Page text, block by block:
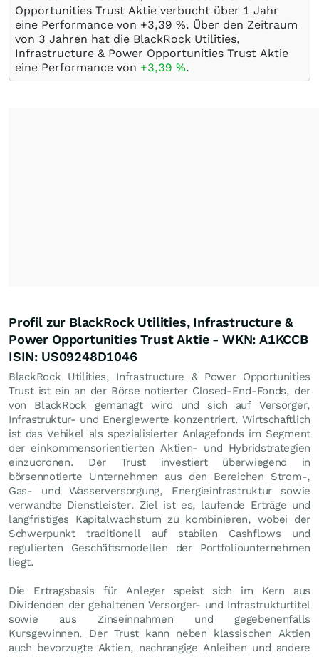
Opportunities Trust Aktie verbucht über 1 Jahr
eine Performance von +3,39 %. Über den Zeitraum
von 3 Jahren hat die BlackRock Utilities,
Infrastructure & Power Opportunities Trust Aktie
eine Performance von +3,39 %.
Profil zur BlackRock Utilities, Infrastructure &
Power Opportunities Trust Aktie - WKN: A1KCCB
ISIN: US09248D1046
BlackRock Utilities, Infrastructure & Power Opportunities
Trust ist ein an der Börse notierter Closed-End-Fonds, der
von BlackRock gemanagt wird und sich auf Versorger,
Infrastruktur- und Energiewerte konzentriert. Wirtschaftlich
ist das Vehikel als spezialisierter Anlagefonds im Segment
der einkommensorientierten Aktien- und Hybridstrategien
einzuordnen. Der Trust investiert überwiegend in
börsennotierte Unternehmen aus den Bereichen Strom-,
Gas- und Wasserversorgung, Energieinfrastruktur sowie
verwandte Dienstleister. Ziel ist es, laufende Erträge und
langfristiges Kapitalwachstum zu kombinieren, wobei der
Schwerpunkt traditionell auf stabilen Cashflows und
regulierten Geschäftsmodellen der Portfoliounternehmen
liegt.
Die Ertragsbasis für Anleger speist sich im Kern aus
Dividenden der gehaltenen Versorger- und Infrastrukturtitel
sowie aus Zinseinnahmen und gegebenenfalls
Kursgewinnen. Der Trust kann neben klassischen Aktien
auch bevorzugte Aktien, nachrangige Anleihen und andere